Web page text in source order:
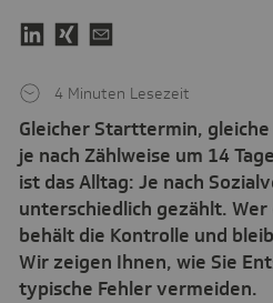
Gleicher Starttermin,
je nach Zählweise um 14
ist das Alltag: Je nach
unterschiedlich gezählt.
behält die Kontrolle und
Wir zeigen Ihnen, wie Sie
typische Fehler vermeiden.
4 Minuten Lesezeit